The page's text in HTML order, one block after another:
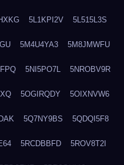
5L1KPI2V 5L515L3S
5M4U4YA3 5M8JMWFU
5NI5PO7L 5NROBV9R
5OGIRQDY 5OIXNVW6
5Q7NY9BS 5QDQI5F8
5RCDBBFD 5ROV8T2I